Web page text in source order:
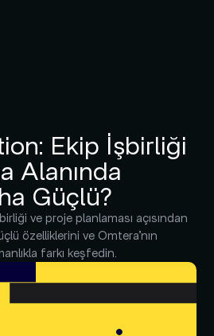
Ekip İşbirliği
Alanında
Güçlü?
ve proje planlaması açısından
özelliklerini ve Omtera’nın
farkı keşfedin.